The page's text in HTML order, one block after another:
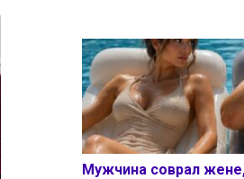
Мужчина соврал